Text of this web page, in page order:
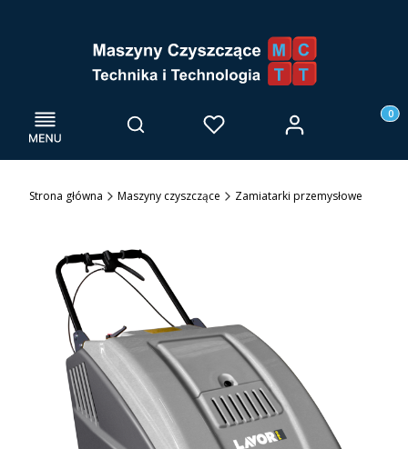
Menu Otwórz wyszukiwarkę
Szukaj Ulubione Zaloguj się
Strona główna Maszyny czyszczące Zamiatarki przemysłowe